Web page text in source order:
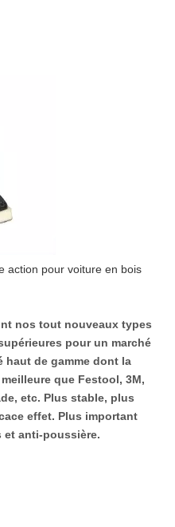
action pour voiture en bois
nos tout nouveaux types
pour un marché
haut de gamme dont la
que Festool, 3M,
etc. Plus stable, plus
effet. Plus important
et anti-poussière.